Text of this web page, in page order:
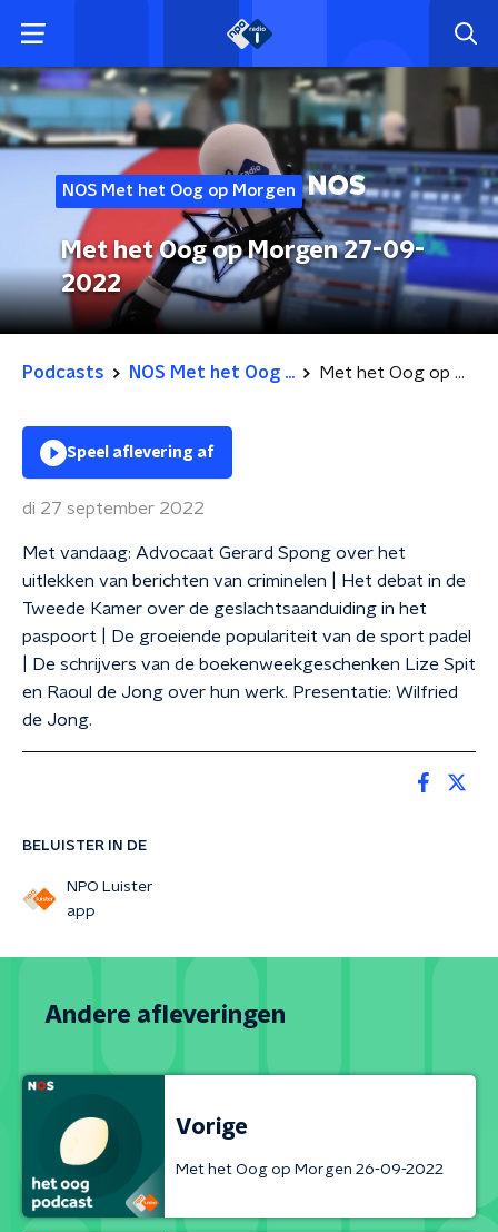
NOS Met het Oog op Morgen
Met het Oog op Morgen 27-09-
2022
Podcasts NOS Met het Oog ... Met het Oog op Morgen 27-09-2022
BELUISTER IN DE
NPO Luister
app
Speel aflevering af
di 27 september 2022
Met vandaag: Advocaat Gerard Spong over het
uitlekken van berichten van criminelen | Het debat in de
Tweede Kamer over de geslachtsaanduiding in het
paspoort | De groeiende populariteit van de sport padel
| De schrijvers van de boekenweekgeschenken Lize Spit
en Raoul de Jong over hun werk. Presentatie: Wilfried
de Jong.
Andere afleveringen
Vorige
Met het Oog op Morgen 26-09-2022